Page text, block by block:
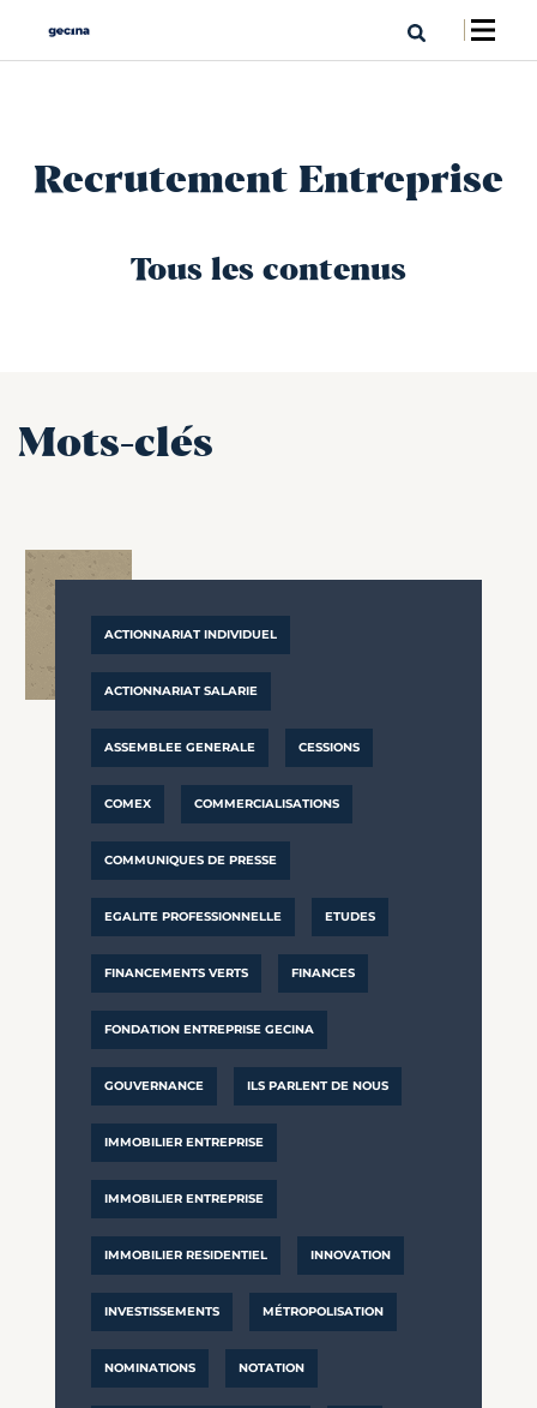
Recrutement Entreprise
Tous les contenus
Mots-clés
ACTIONNARIAT INDIVIDUEL
ACTIONNARIAT SALARIE
ASSEMBLEE GENERALE CESSIONS
COMEX COMMERCIALISATIONS
COMMUNIQUES DE PRESSE
EGALITE PROFESSIONNELLE ETUDES
FINANCEMENTS VERTS FINANCES
FONDATION ENTREPRISE GECINA
GOUVERNANCE ILS PARLENT DE NOUS
IMMOBILIER ENTREPRISE
IMMOBILIER ENTREPRISE
IMMOBILIER RESIDENTIEL INNOVATION
INVESTISSEMENTS MÉTROPOLISATION
NOMINATIONS NOTATION